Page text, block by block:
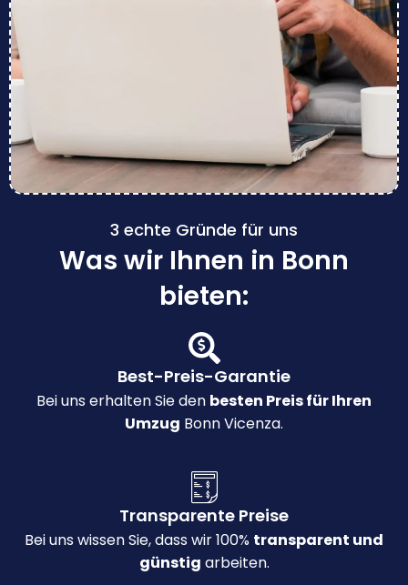
3 echte Gründe für uns
Was wir Ihnen in Bonn
bieten:
Best-Preis-Garantie
Bei uns erhalten Sie den besten Preis für Ihren
Umzug Bonn Vicenza.
Transparente Preise
Bei uns wissen Sie, dass wir 100% transparent und
günstig arbeiten.